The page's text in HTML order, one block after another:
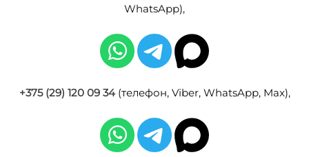
WhatsApp),
+375 (29) 120 09 34(телефон, Viber, WhatsApp, Max),